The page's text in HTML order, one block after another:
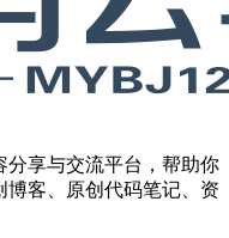
分享与交流平台，帮助你
客、原创代码笔记、资